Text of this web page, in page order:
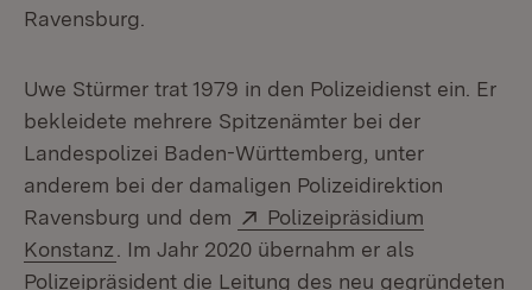
Ravensburg.
Uwe Stürmer trat 1979 in den Polizeidienst ein. Er
bekleidete mehrere Spitzenämter bei der
Landespolizei Baden-Württemberg, unter
anderem bei der damaligen Polizeidirektion
Ravensburg und dem
Extern:
Polizeipräsidium
Konstanz (Öffnet in neuem Fenster)
. Im Jahr 2020 übernahm er als
Polizeipräsident die Leitung des neu gegründeten